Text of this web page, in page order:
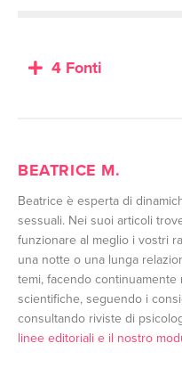
4 Fonti
BEATRICE M.
Beatrice è esperta di
sessuali. Nei suoi articoli
funzionare al meglio i vostri
una notte o una lunga
temi, facendo
scientifiche, seguendo i
consultando riviste di
linee editoriali e il nostro